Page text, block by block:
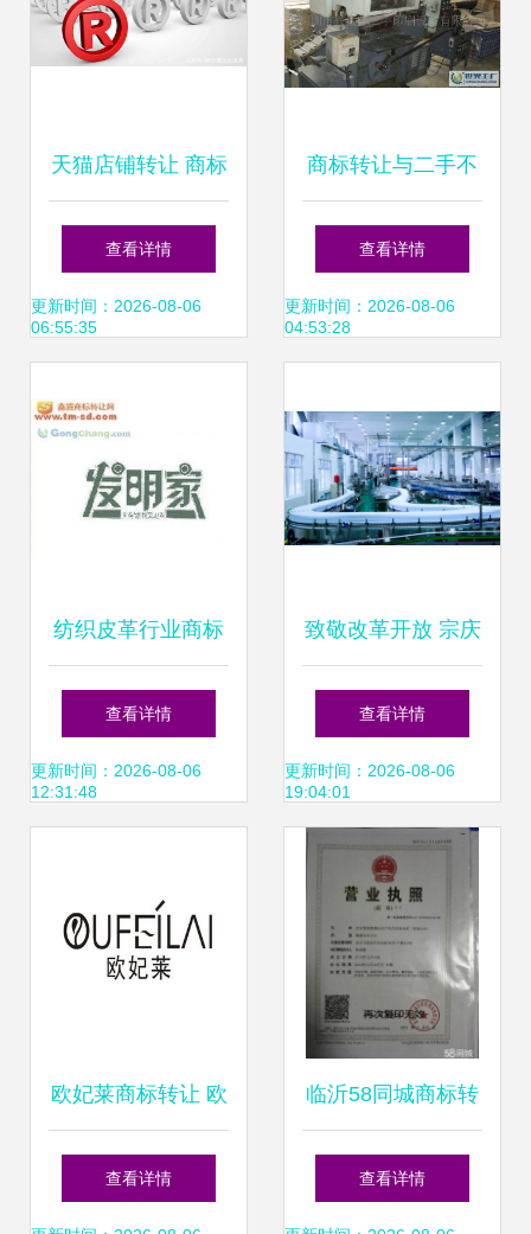
天猫店铺转让 商标
（R标与TM标）细
节决定交易成败
查看详情
更新时间：2026-08-06
06:55:35
商标转让与二手不
干胶印刷设备的关
系探讨
查看详情
更新时间：2026-08-06
04:53:28
纺织皮革行业商标
转让 快速获取“供
应运输工具”等优质
查看详情
更新时间：2026-08-06
12:31:48
致敬改革开放 宗庆
后与娃哈哈的商标
转让实践
查看详情
更新时间：2026-08-06
19:04:01
欧妃莱商标转让 欧
妃莱商标买卖 第03
查看详情
临沂58同城商标转
让全攻略 从申请到
查看详情